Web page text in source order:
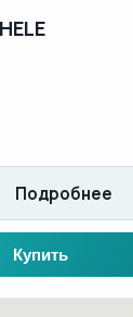
Подробнее
Купить